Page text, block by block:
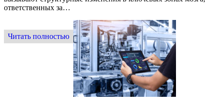
ответственных за…
Читать полностью